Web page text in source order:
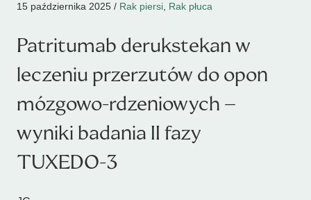
15 października 2025 / Rak piersi Rak płuca
Patritumab derukstekan w
leczeniu przerzutów do opon
mózgowo-rdzeniowych –
wyniki badania II fazy
TUXEDO-3